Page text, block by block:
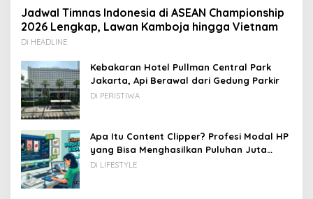
Jadwal Timnas Indonesia di ASEAN Championship
2026 Lengkap, Lawan Kamboja hingga Vietnam
Di HEADLINE
Kebakaran Hotel Pullman Central Park
Jakarta, Api Berawal dari Gedung Parkir
Di PERISTIWA
Apa Itu Content Clipper? Profesi Modal HP
yang Bisa Menghasilkan Puluhan Juta
Rupiah
Di LIFESTYLE